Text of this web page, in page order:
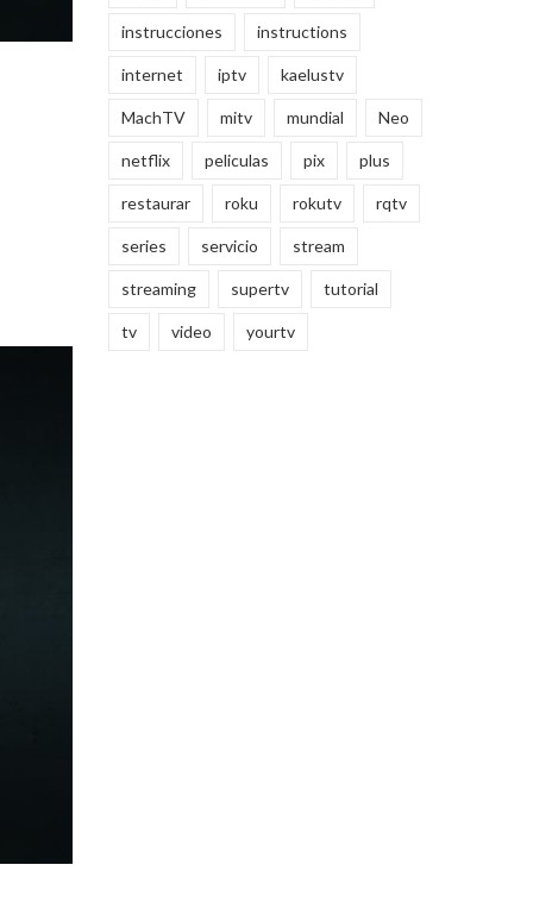
instrucciones instructions
internet iptv kaelustv
MachTV mitv mundial Neo
netflix peliculas pix plus
restaurar roku rokutv rqtv
series servicio stream
streaming supertv tutorial
tv video yourtv